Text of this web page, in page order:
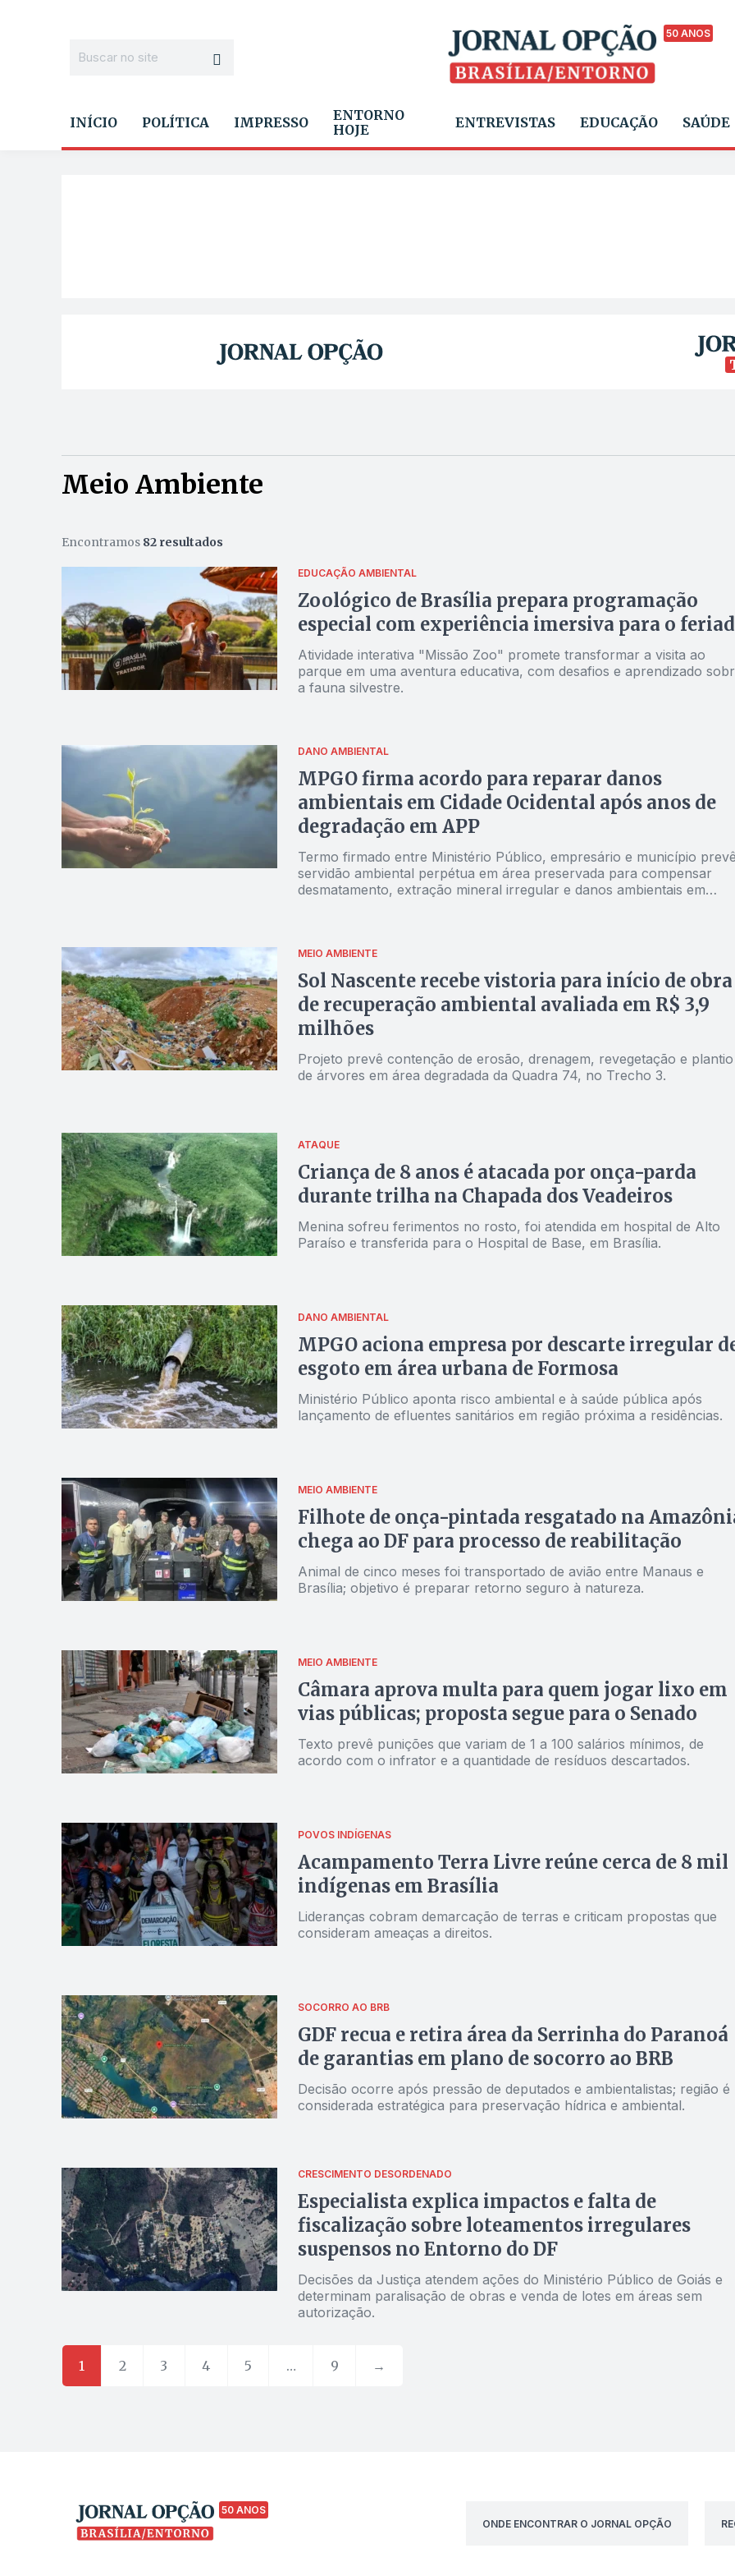
50 ANOS
INÍCIO POLÍTICA IMPRESSO
ENTORNO
HOJE
ENTREVISTAS EDUCAÇÃO SAÚDE
Meio Ambiente
Encontramos 82 resultados
EDUCAÇÃO AMBIENTAL
Zoológico de Brasília prepara programação
especial com experiência imersiva para o
Atividade interativa "Missão Zoo" promete transformar a visita ao
parque em uma aventura educativa, com desafios e aprendizado
a fauna silvestre.
DANO AMBIENTAL
MPGO firma acordo para reparar danos
ambientais em Cidade Ocidental após anos de
degradação em APP
Termo firmado entre Ministério Público, empresário e município
servidão ambiental perpétua em área preservada para compensar
desmatamento, extração mineral irregular e danos ambientais em
MEIO AMBIENTE
Sol Nascente recebe vistoria para início de obra
de recuperação ambiental avaliada em R$ 3,9
milhões
Projeto prevê contenção de erosão, drenagem, revegetação e plantio
de árvores em área degradada da Quadra 74, no Trecho 3.
ATAQUE
Criança de 8 anos é atacada por onça-parda
durante trilha na Chapada dos Veadeiros
Menina sofreu ferimentos no rosto, foi atendida em hospital de Alto
Paraíso e transferida para o Hospital de Base, em Brasília.
DANO AMBIENTAL
MPGO aciona empresa por descarte irregular
esgoto em área urbana de Formosa
Ministério Público aponta risco ambiental e à saúde pública após
lançamento de efluentes sanitários em região próxima a residências.
MEIO AMBIENTE
Filhote de onça-pintada resgatado na
chega ao DF para processo de reabilitação
Animal de cinco meses foi transportado de avião entre Manaus e
Brasília; objetivo é preparar retorno seguro à natureza.
MEIO AMBIENTE
Câmara aprova multa para quem jogar lixo em
vias públicas; proposta segue para o Senado
Texto prevê punições que variam de 1 a 100 salários mínimos, de
acordo com o infrator e a quantidade de resíduos descartados.
POVOS INDÍGENAS
Acampamento Terra Livre reúne cerca de 8 mil
indígenas em Brasília
Lideranças cobram demarcação de terras e criticam propostas que
consideram ameaças a direitos.
SOCORRO AO BRB
GDF recua e retira área da Serrinha do Paranoá
de garantias em plano de socorro ao BRB
Decisão ocorre após pressão de deputados e ambientalistas; região é
considerada estratégica para preservação hídrica e ambiental.
CRESCIMENTO DESORDENADO
Especialista explica impactos e falta de
fiscalização sobre loteamentos irregulares
suspensos no Entorno do DF
Decisões da Justiça atendem ações do Ministério Público de Goiás e
determinam paralisação de obras e venda de lotes em áreas sem
autorização.
1 2 3 4 5 … 9 →
50 ANOS
ONDE ENCONTRAR O JORNAL OPÇÃO